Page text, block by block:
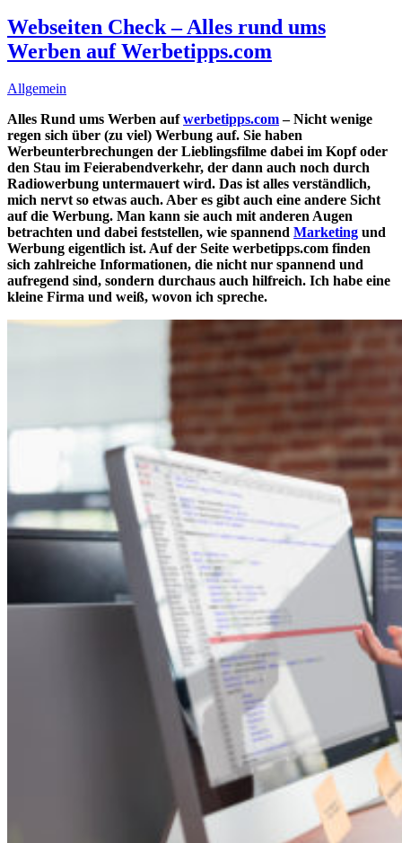
Webseiten Check – Alles rund ums
Werben auf Werbetipps.com
Allgemein
Alles Rund ums Werben aufwerbetipps.com– Nicht wenige
regen sich über (zu viel) Werbung auf. Sie haben
Werbeunterbrechungen der Lieblingsfilme dabei im Kopf oder
den Stau im Feierabendverkehr, der dann auch noch durch
Radiowerbung untermauert wird. Das ist alles verständlich,
mich nervt so etwas auch. Aber es gibt auch eine andere Sicht
auf die Werbung. Man kann sie auch mit anderen Augen
betrachten und dabei feststellen, wie spannend Marketing und
Werbung eigentlich ist. Auf der Seite werbetipps.com finden
sich zahlreiche Informationen, die nicht nur spannend und
aufregend sind, sondern durchaus auch hilfreich. Ich habe eine
kleine Firma und weiß, wovon ich spreche.